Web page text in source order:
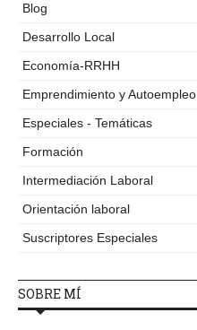
Blog
Desarrollo Local
Economía-RRHH
Emprendimiento y Autoempleo
Especiales - Temáticas
Formación
Intermediación Laboral
Orientación laboral
Suscriptores Especiales
SOBRE MÍ